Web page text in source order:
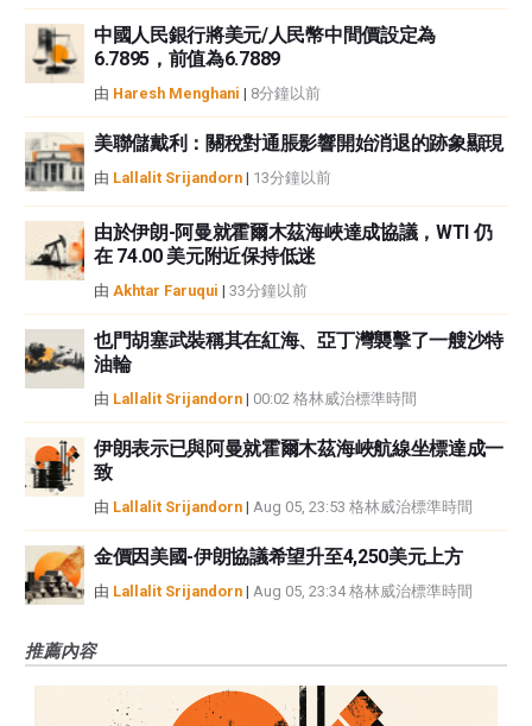
中國人民銀行將美元/人民幣中間價設定為
6.7895，前值為6.7889
由 Haresh Menghani | 8分鐘以前
美聯儲戴利：關稅對通脹影響開始消退的跡象顯現
由 Lallalit Srijandorn | 13分鐘以前
由於伊朗-阿曼就霍爾木茲海峽達成協議，WTI 仍
在 74.00 美元附近保持低迷
由 Akhtar Faruqui | 33分鐘以前
也門胡塞武裝稱其在紅海、亞丁灣襲擊了一艘沙特
油輪
由 Lallalit Srijandorn | 00:02 格林威治標準時間
伊朗表示已與阿曼就霍爾木茲海峽航線坐標達成一
致
由 Lallalit Srijandorn | Aug 05, 23:53 格林威治標準時間
金價因美國-伊朗協議希望升至4,250美元上方
由 Lallalit Srijandorn | Aug 05, 23:34 格林威治標準時間
推薦內容